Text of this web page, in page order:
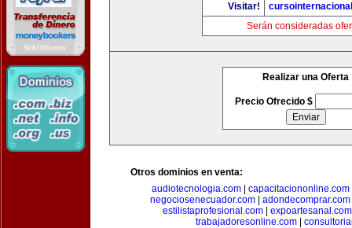
Visitar!
Serán consideradas
Realizar una Oferta
Precio Ofrecido $
Otros dominios en venta:
audiotecnologia.com
capacitaciononline.com
negociosenecuador.com| adondecomprar.com
estilistaprofesional.com
expoartesanal.com
trabajadoresonline.com